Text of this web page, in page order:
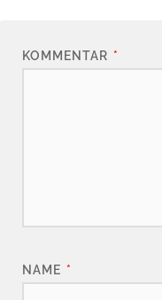
KOMMENTAR *
NAME *